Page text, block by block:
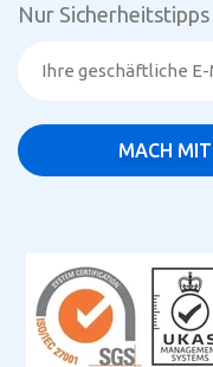
Nur Sicherheitstipps